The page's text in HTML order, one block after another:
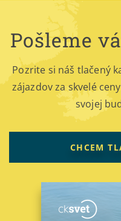
Pošleme
Pozrite si náš tlačený
zájazdov za skvelé
svojej
CHCEM